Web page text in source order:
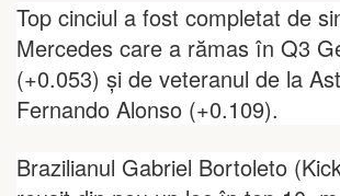
Top cinciul a fost completat de
Mercedes care a rămas în Q3
(+0.053) și de veteranul de la
Fernando Alonso (+0.109).
Brazilianul Gabriel Bortoleto